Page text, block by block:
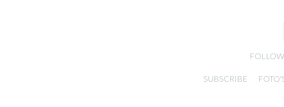
FOLLOW
SUBSCRIBE